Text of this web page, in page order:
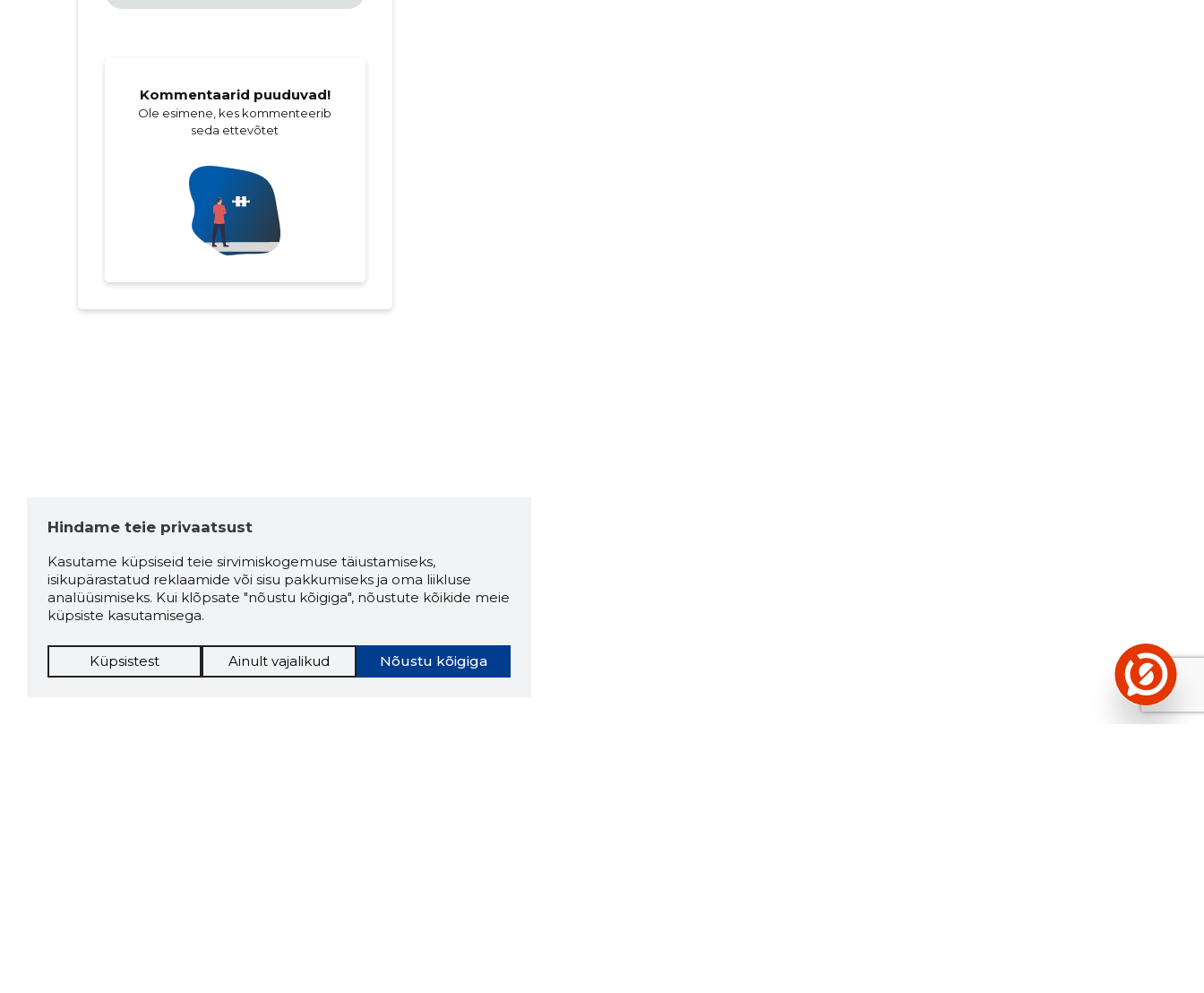
Kommentaarid puuduvad!
Ole esimene, kes kommenteerib
seda ettevõtet
Hindame teie privaatsust
Kasutame küpsiseid teie sirvimiskogemuse täiustamiseks,
isikupärastatud reklaamide või sisu pakkumiseks ja oma liikluse
analüüsimiseks. Kui klõpsate "nõustu kõigiga", nõustute kõikide meie
küpsiste kasutamisega.
Nõustu kõigiga
Küpsistest Ainult vajalikud